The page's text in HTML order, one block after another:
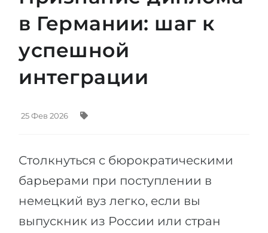
Языковая виза
ШТУДИЕНКОЛЛЕГ
Штудиенколлеги
Курсы штудиенколлег
Подготовка к вузу
Специальные курсы
Математика
Портфолио
ГЕОГРАФИЯ
Штудиенколлег
Бакалавриат
Магистратура
Школы 11 классов
Колледжа
IB-Diploma
1 курса
2-3 курса
в Германии: шаг к
успешной
интеграции
25 Фев 2026
Столкнуться с бюрократическими
барьерами при поступлении в
немецкий вуз легко, если вы
выпускник из России или стран